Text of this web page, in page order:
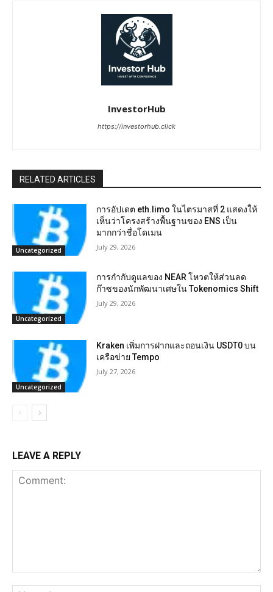
InvestorHub
https://investorhub.click
RELATED ARTICLES
Uncategorized
การอัปเดต eth.limo ในไตรมาสที่ 2 แสดงให้
เห็นว่าโครงสร้างพื้นฐานของ ENS เป็น
มากกว่าชื่อโดเมน
July 29, 2026
Uncategorized
การกำกับดูแลของ NEAR โหวตให้ส่วนลด
ก๊าซของนักพัฒนาเศษใน Tokenomics Shift
July 29, 2026
Uncategorized
Kraken เพิ่มการฝากและถอนเงิน USDT0 บน
เครือข่าย Tempo
July 27, 2026
LEAVE A REPLY